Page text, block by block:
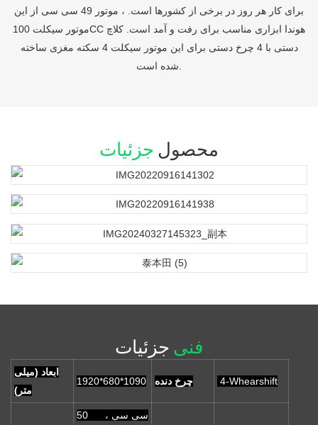
برای کار هر روز در برخی از کشورها است. ، موتور 49 سی سی از این
موتور سیکلت 100CC هوندا ابزاری مناسب برای رفت و آمد است. کلاچ
دستی با 4 چرخ دستی برای این موتور سیکلت 4 سکته مغزی ساخته
شده است.
محصول جزئیات
فنی جزئیات
ابعاد (میلی
متر)
1920*680*1090 چرخ دنده 4-Whearshift
50 سی سی ،